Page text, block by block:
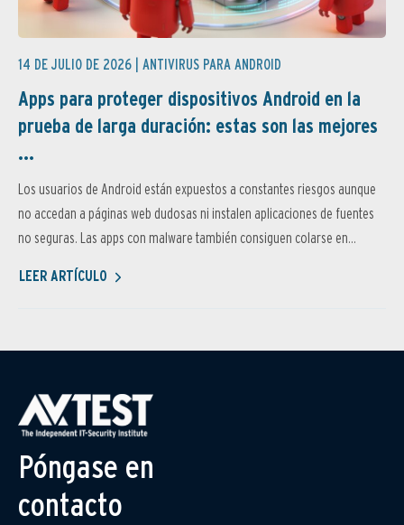
14 DE JULIO DE 2026 | ANTIVIRUS PARA ANDROID
Apps para proteger dispositivos Android en la
prueba de larga duración: estas son las mejores
...
Los usuarios de Android están expuestos a constantes riesgos aunque
no accedan a páginas web dudosas ni instalen aplicaciones de fuentes
no seguras. Las apps con malware también consiguen colarse en...
LEER ARTÍCULO
Póngase en
contacto